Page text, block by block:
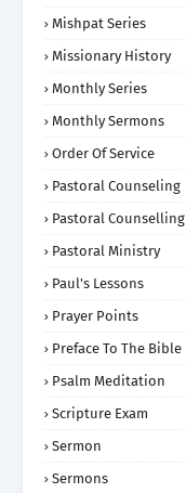
Mishpat Series
Missionary History
Monthly Series
Monthly Sermons
Order Of Service
Pastoral Counseling
Pastoral Counselling
Pastoral Ministry
Paul's Lessons
Prayer Points
Preface To The Bible
Psalm Meditation
Scripture Exam
Sermon
Sermons